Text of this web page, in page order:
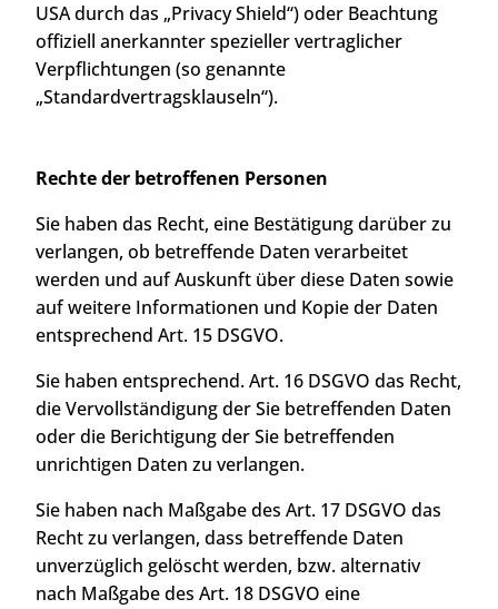
USA durch das „Privacy Shield“) oder Beachtung
offiziell anerkannter spezieller vertraglicher
Verpflichtungen (so genannte
„Standardvertragsklauseln“).
Rechte der betroffenen Personen
Sie haben das Recht, eine Bestätigung darüber zu
verlangen, ob betreffende Daten verarbeitet
werden und auf Auskunft über diese Daten sowie
auf weitere Informationen und Kopie der Daten
entsprechend Art. 15 DSGVO.
Sie haben entsprechend. Art. 16 DSGVO das Recht,
die Vervollständigung der Sie betreffenden Daten
oder die Berichtigung der Sie betreffenden
unrichtigen Daten zu verlangen.
Sie haben nach Maßgabe des Art. 17 DSGVO das
Recht zu verlangen, dass betreffende Daten
unverzüglich gelöscht werden, bzw. alternativ
nach Maßgabe des Art. 18 DSGVO eine